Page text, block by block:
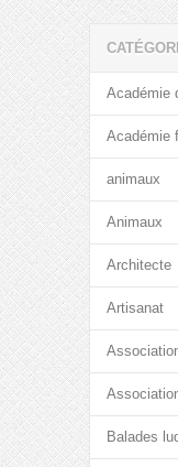
Académie
Académie
animaux
Animaux
Architecte
Artisanat
Balades